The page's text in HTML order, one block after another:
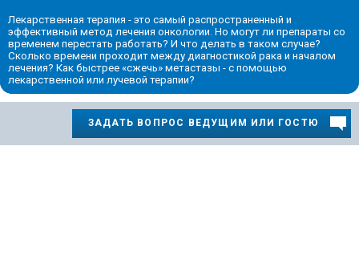
Лекарственная терапия - это самый распространенный и
эффективный метод лечения онкологии. Но могут ли препараты со
временем перестать работать? И что делать в таком случае?
Сколько времени проходит между диагностикой рака и началом
лечения? Как быстрее «сжечь» метастазы - с помощью
лекарственной или лучевой терапии?
ЗАДАТЬ ВОПРОС ВЕДУЩИМ ИЛИ ГОСТЮ